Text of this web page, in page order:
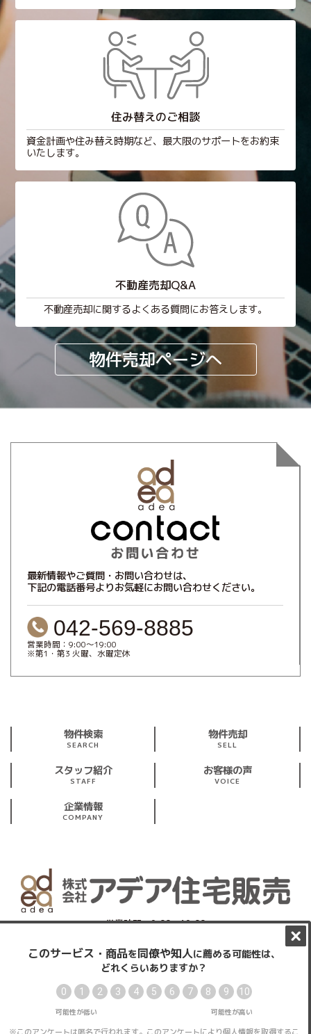
住み替えのご相談
資金計画や住み替え時期など、最大限のサポートをお約束
いたします。
不動産売却Q&A
不動産売却に関するよくある質問にお答えします。
物件売却ページへ
最新情報やご質問・お問い合わせは、
下記の電話番号よりお気軽にお問い合わせください。
042-569-8885
営業時間：9:00～19:00
※第1・第3 火曜、水曜定休
物件検索
SEARCH
物件売却
SELL
スタッフ紹介
STAFF
お客様の声
VOICE
企業情報
COMPANY
営業時間：9:00～19:00
プライバシーポリシー サイトマップ